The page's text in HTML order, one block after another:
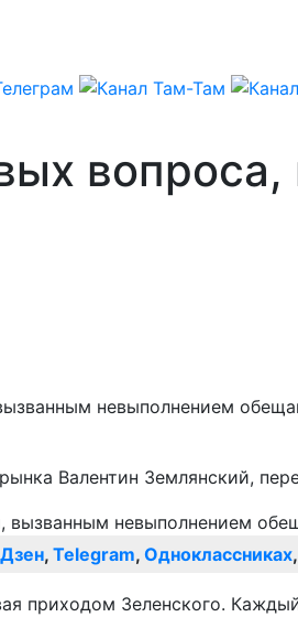
вопроса,
невыполнением
Валентин Землянский,
, Telegram, Одноклассниках,
приходом Зеленского.